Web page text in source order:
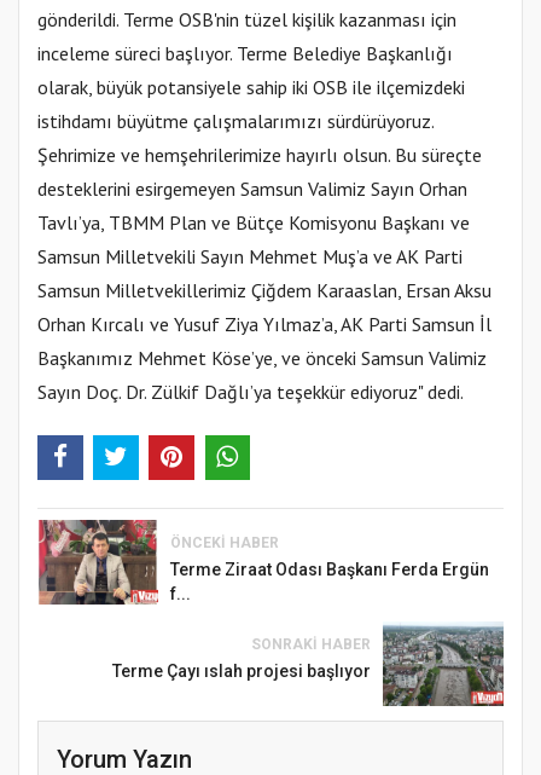
gönderildi. Terme OSB'nin tüzel kişilik kazanması için
inceleme süreci başlıyor. Terme Belediye Başkanlığı
olarak, büyük potansiyele sahip iki OSB ile ilçemizdeki
istihdamı büyütme çalışmalarımızı sürdürüyoruz.
Şehrimize ve hemşehrilerimize hayırlı olsun. Bu süreçte
desteklerini esirgemeyen Samsun Valimiz Sayın Orhan
Tavlı’ya, TBMM Plan ve Bütçe Komisyonu Başkanı ve
Samsun Milletvekili Sayın Mehmet Muş’a ve AK Parti
Samsun Milletvekillerimiz Çiğdem Karaaslan, Ersan Aksu
Orhan Kırcalı ve Yusuf Ziya Yılmaz’a, AK Parti Samsun İl
Başkanımız Mehmet Köse’ye, ve önceki Samsun Valimiz
Sayın Doç. Dr. Zülkif Dağlı’ya teşekkür ediyoruz" dedi.
ÖNCEKI HABER
Terme Ziraat Odası Başkanı Ferda Ergün
f...
SONRAKI HABER
Terme Çayı ıslah projesi başlıyor
Yorum Yazın